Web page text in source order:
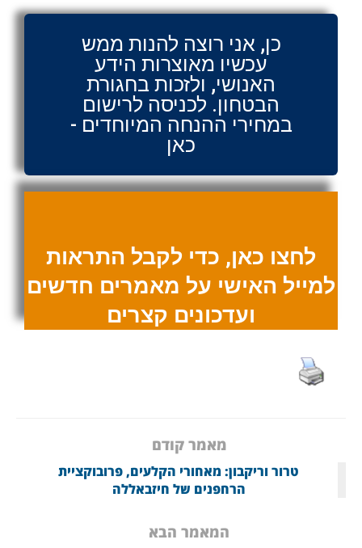
כן, אני רוצה להנות ממש
עכשיו מאוצרות הידע
האנושי, ולזכות בחגורת
הבטחון. לכניסה לרישום
במחירי ההנחה המיוחדים -
כאן
לחצו כאן, כדי לקבל התראות
למייל האישי על מאמרים חדשים
ועדכונים קצרים
מאמר קודם
טרור וריקבון: מאחורי הקלעים, פרובוקציית
הרחפנים של חיזבאללה
המאמר הבא